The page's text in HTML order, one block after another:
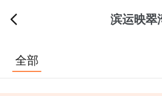
滨运映翠
全部